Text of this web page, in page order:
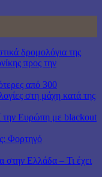
δρομολόγια της
προς την
από 300
στη μάχη κατά της
την Ευρώπη με blackout
Φορτηγό
στην Ελλάδα – Τι έχει